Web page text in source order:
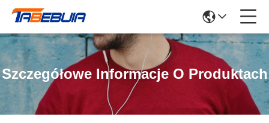
Szczegółowe Informacje O Produktach